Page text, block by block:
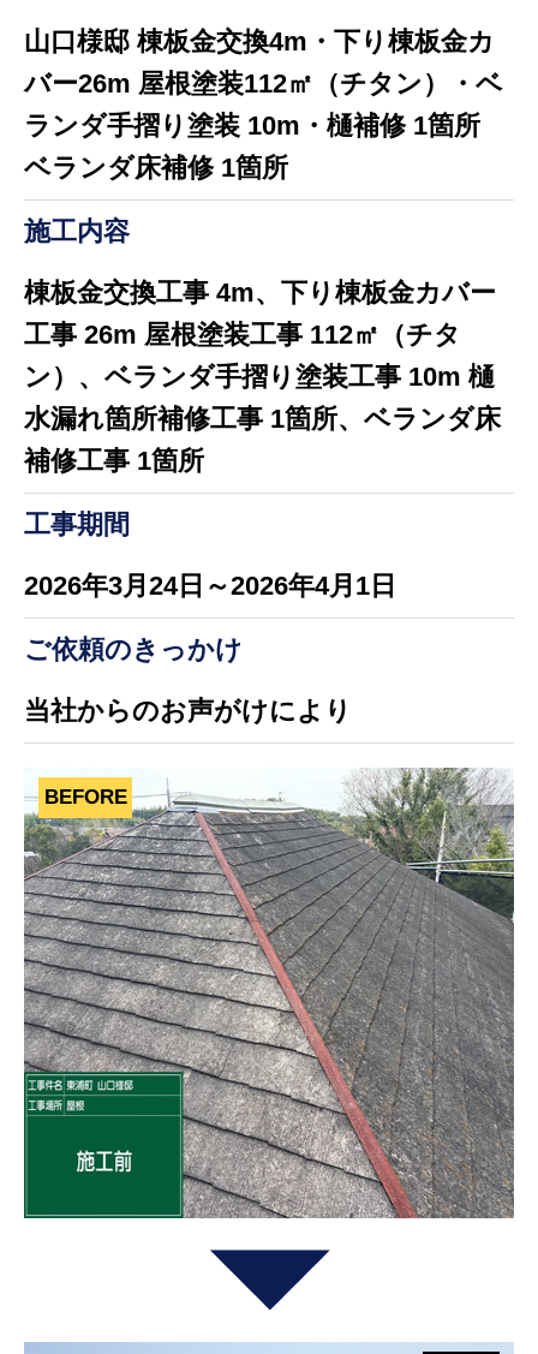
山口様邸 棟板金交換4m・下り棟板金カ
バー26m 屋根塗装112㎡（チタン）・ベ
ランダ手摺り塗装 10m・樋補修 1箇所
ベランダ床補修 1箇所
施工内容
棟板金交換工事 4m、下り棟板金カバー
工事 26m 屋根塗装工事 112㎡（チタ
ン）、ベランダ手摺り塗装工事 10m 樋
水漏れ箇所補修工事 1箇所、ベランダ床
補修工事 1箇所
工事期間
2026年3月24日～2026年4月1日
ご依頼のきっかけ
当社からのお声がけにより